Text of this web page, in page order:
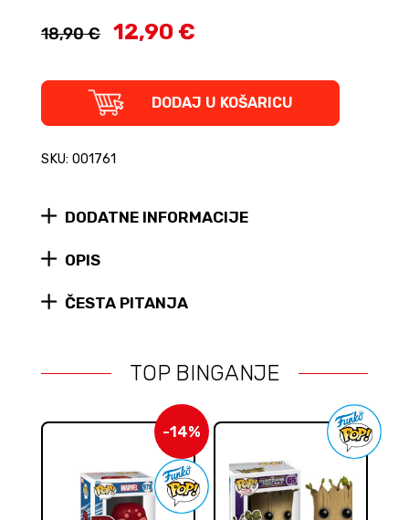
18,90 € 12,90 €
Funko
-
(Marvel
#732
DODAJ U KOŠARICU
SKU: 001761
DODATNE INFORMACIJE
OPIS
ČESTA PITANJA
TOP BINGANJE
-14%